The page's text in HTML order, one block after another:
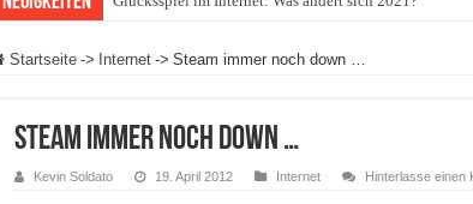
Startseite -> Internet -> Steam immer noch down …
Steam immer noch down …
Kevin Soldato 19. April 2012 Internet Hinterlasse einen